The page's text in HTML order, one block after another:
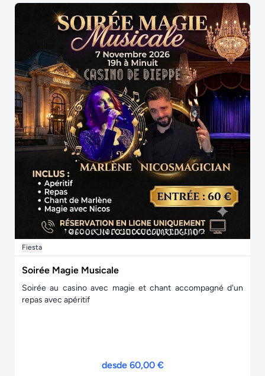
Fiesta
Soirée Magie Musicale
Soirée au casino avec magie et chant accompagné d'un
repas avec apéritif
desde 60,00 €